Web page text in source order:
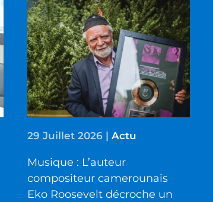
29 Juillet 2026 |Actu
Musique : L’auteur
compositeur camerounais
Eko Roosevelt décroche un